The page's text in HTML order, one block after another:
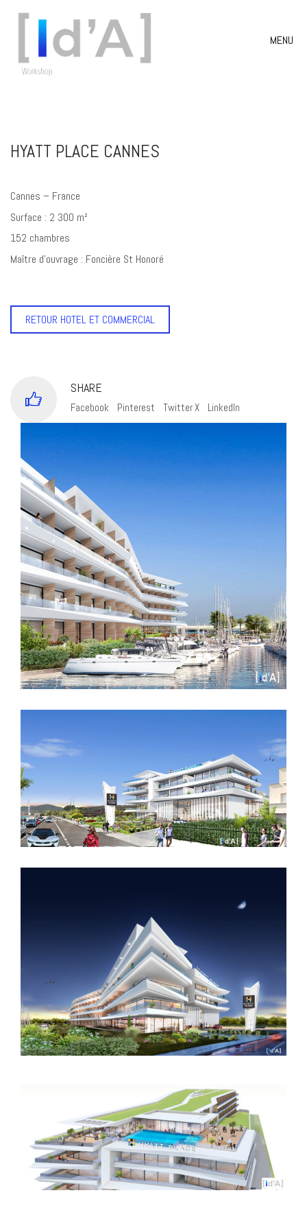
MENU
HYATT PLACE CANNES
Cannes – France
Surface : 2 300 m²
152 chambres
Maître d’ouvrage : Foncière St Honoré
RETOUR HOTEL ET COMMERCIAL
SHARE
Facebook Pinterest Twitter X LinkedIn